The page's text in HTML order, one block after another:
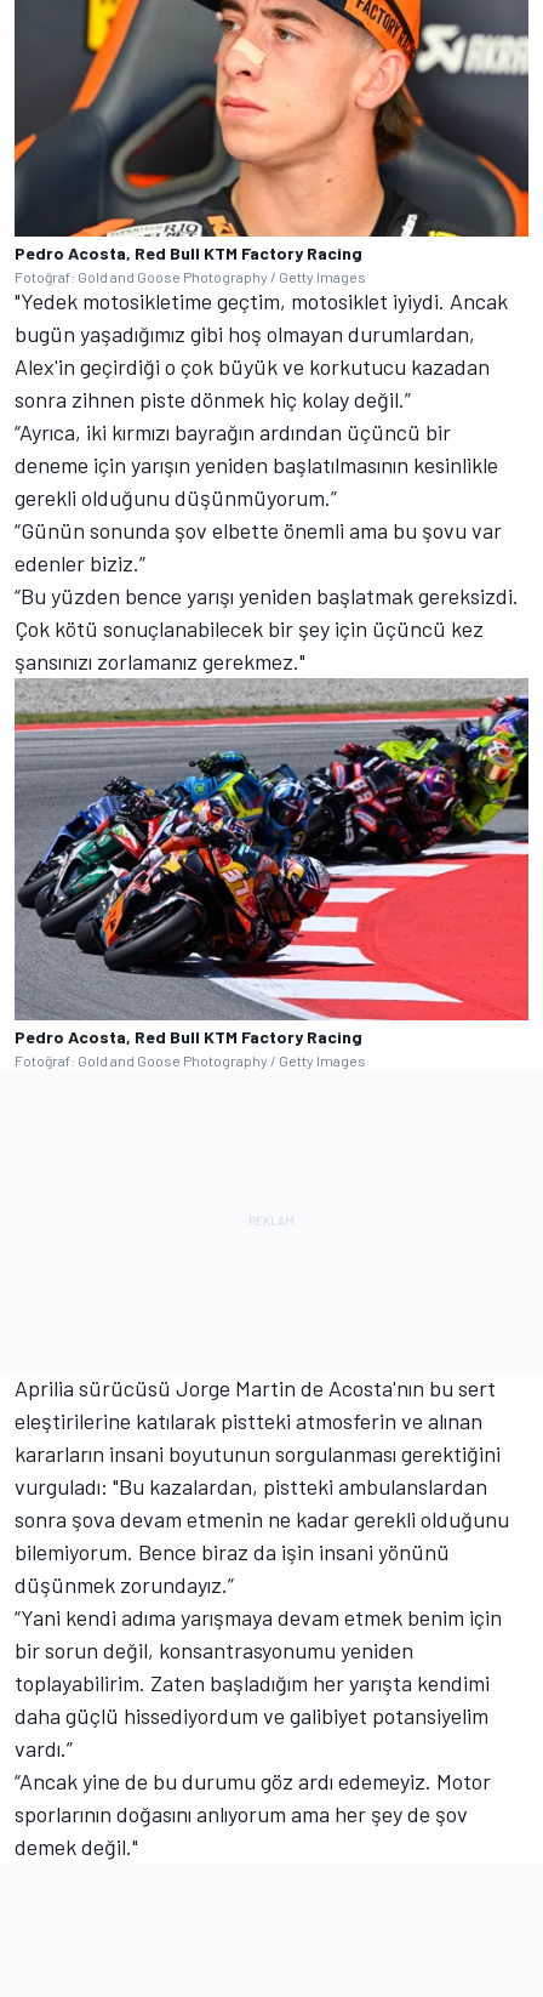
Pedro Acosta, Red Bull KTM Factory Racing
Fotoğraf: Gold and Goose Photography / Getty Images
"Yedek motosikletime geçtim, motosiklet iyiydi. Ancak
bugün yaşadığımız gibi hoş olmayan durumlardan,
Alex'in geçirdiği o çok büyük ve korkutucu kazadan
sonra zihnen piste dönmek hiç kolay değil.”
“Ayrıca, iki kırmızı bayrağın ardından üçüncü bir
deneme için yarışın yeniden başlatılmasının kesinlikle
gerekli olduğunu düşünmüyorum.”
“Günün sonunda şov elbette önemli ama bu şovu var
edenler biziz.”
“Bu yüzden bence yarışı yeniden başlatmak gereksizdi.
Çok kötü sonuçlanabilecek bir şey için üçüncü kez
şansınızı zorlamanız gerekmez."
Pedro Acosta, Red Bull KTM Factory Racing
Fotoğraf: Gold and Goose Photography / Getty Images
Aprilia sürücüsü Jorge Martin de Acosta'nın bu sert
eleştirilerine katılarak pistteki atmosferin ve alınan
kararların insani boyutunun sorgulanması gerektiğini
vurguladı: "Bu kazalardan, pistteki ambulanslardan
sonra şova devam etmenin ne kadar gerekli olduğunu
bilemiyorum. Bence biraz da işin insani yönünü
düşünmek zorundayız.”
“Yani kendi adıma yarışmaya devam etmek benim için
bir sorun değil, konsantrasyonumu yeniden
toplayabilirim. Zaten başladığım her yarışta kendimi
daha güçlü hissediyordum ve galibiyet potansiyelim
vardı.”
“Ancak yine de bu durumu göz ardı edemeyiz. Motor
sporlarının doğasını anlıyorum ama her şey de şov
demek değil."